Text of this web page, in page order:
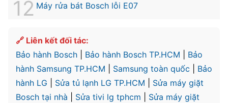
Máy rửa bát Bosch lỗi E07
🔗 Liên kết đối tác:
Bảo hành Bosch
Bảo hành Bosch TP.HCM
Bảo
hành Samsung TP.HCM
Samsung toàn quốc
Bảo
hành LG
Sửa tủ lạnh LG TP.HCM
Sửa máy giặt
Bosch tại nhà
Sửa tivi lg tphcm
Sửa máy giặt